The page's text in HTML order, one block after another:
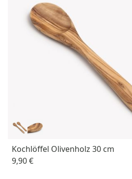
Kochlöffel Olivenholz 30 cm
9,90 €